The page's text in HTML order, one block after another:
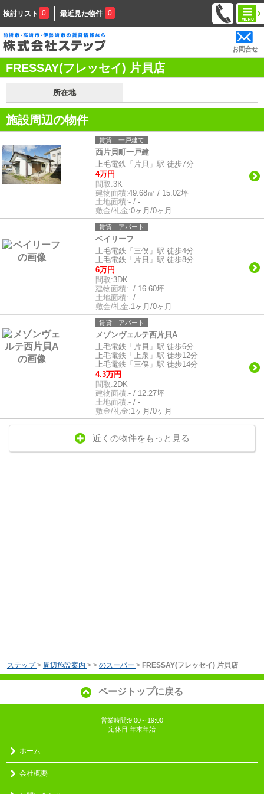
検討リスト 0 最近見た物件 0
お問合せ
FRESSAY(フレッセイ) 片貝店
所在地
施設周辺の物件
賃貸｜一戸建て
西片貝町一戸建
上毛電鉄「片貝」駅 徒歩7分
4万円
間取:3K
建物面積:49.68㎡ / 15.02坪
土地面積:- / -
敷金/礼金:0ヶ月/0ヶ月
賃貸｜アパート
ベイリーフ
上毛電鉄「三俣」駅 徒歩4分
上毛電鉄「片貝」駅 徒歩8分
6万円
間取:3DK
建物面積:- / 16.60坪
土地面積:- / -
敷金/礼金:1ヶ月/0ヶ月
賃貸｜アパート
メゾンヴェルテ西片貝A
上毛電鉄「片貝」駅 徒歩6分
上毛電鉄「上泉」駅 徒歩12分
上毛電鉄「三俣」駅 徒歩14分
4.3万円
間取:2DK
建物面積:- / 12.27坪
土地面積:- / -
敷金/礼金:1ヶ月/0ヶ月
近くの物件をもっと見る
ステップ > 周辺施設案内 > > のスーパー > FRESSAY(フレッセイ) 片貝店
ページトップに戻る
営業時間:9:00～19:00
定休日:年末年始
ホーム
会社概要